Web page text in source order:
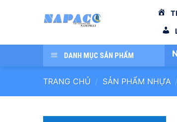
dung
DANH MỤC SẢN PHẨM
TRANG CHỦ / SẢN PHẨM NHỰA /